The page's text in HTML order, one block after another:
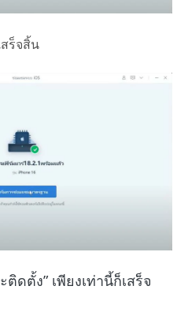
ร็จสิ้น
ดตั้ง” เพียงเท่านี้ก็เสร็จ